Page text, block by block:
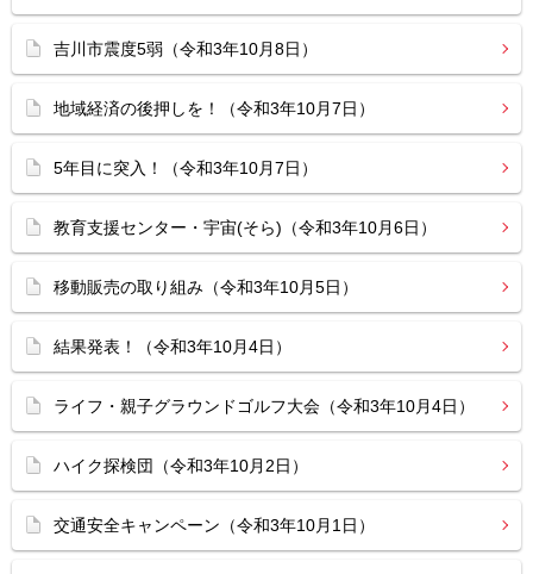
吉川市震度5弱（令和3年10月8日）
地域経済の後押しを！（令和3年10月7日）
5年目に突入！（令和3年10月7日）
教育支援センター・宇宙(そら)（令和3年10月6日）
移動販売の取り組み（令和3年10月5日）
結果発表！（令和3年10月4日）
ライフ・親子グラウンドゴルフ大会（令和3年10月4日）
ハイク探検団（令和3年10月2日）
交通安全キャンペーン（令和3年10月1日）